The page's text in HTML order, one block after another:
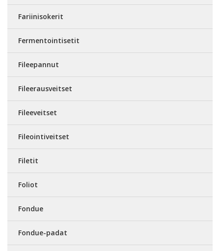
Fariinisokerit
Fermentointisetit
Fileepannut
Fileerausveitset
Fileeveitset
Fileointiveitset
Filetit
Foliot
Fondue
Fondue-padat